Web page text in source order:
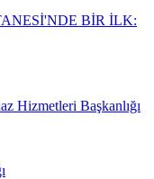
BİR İLK:
Hizmetleri Başkanlığı